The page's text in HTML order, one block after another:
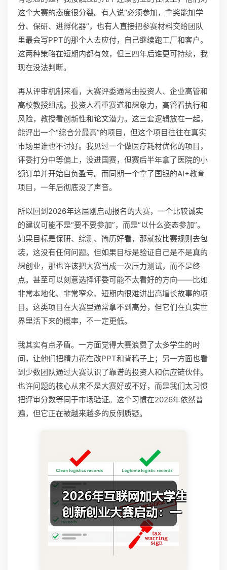
这个大赛的态度很分裂。有人说“必须参加，拿奖能加学
分、保研、进孵化器”，也有人直接把参赛材料交给团队
里最会写PPT的那个人去应付，自己继续跑工厂和客户。
这两种策略在短期内都有效，但三四年后谁更可持续，我
现在没法判断。
再从评审机制来看，大赛评委通常由投资人、企业高管和
高校教授组成。投资人看重赛道和想象力，高管看执行和
风险，教授看创新性和论文潜力。这三套逻辑放在一起，
能评出一个“综合分最高”的项目，但这个项目往往在真实
市场里谁也不讨好。我见过一个做医疗耗材优化的项目，
评委打分中等偏上，没进国赛，但赛后半年拿了医院的小
额订单并开始自负盈亏。而同期一个拿了国银的AI+教育
项目，一年后彻底没了声音。
所以回到2026年这届刚启动报名的大赛，一个比较诚实
的建议可能不是“要不要参加”，而是“以什么姿态参加”。
如果目标是保研、综测、简历好看，那就按比赛规则去包
装，这没有任何问题。但如果目标是验证自己是不是真的
想创业，那也许该把大赛当成一次压力测试，而不是终
点。甚至可以刻意选择评委可能不太看好的方向——比如
非常本地化、非常窄众、短期内很难讲出高增长故事的项
目。这类项目在大赛里通常拿不到高分，但它们在真实世
界里活下来的概率，不一定更低。
我其实有点矛盾。一方面觉得大赛浪费了太多学生的时
间，让他们把精力花在改PPT和背稿子上；另一方面也看
到少数团队通过大赛认识了靠谱的投资人和供应链伙伴。
也许问题的核心从来不是大赛好或不好，而是我们太习惯
把评审分数等同于市场验证。这个习惯在2026年依然普
遍，但它正在被越来越多的反例质疑。